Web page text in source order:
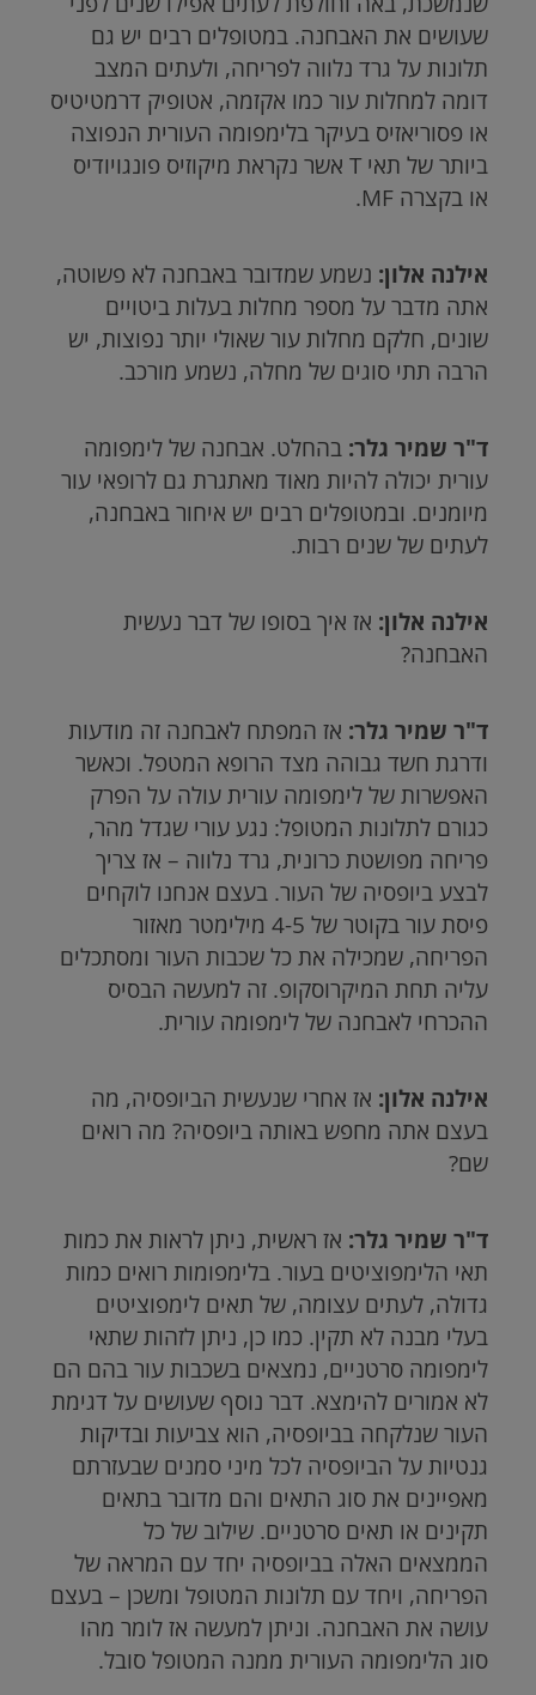
שעושים את האבחנה. במטופלים רבים יש גם
תלונות על גרד נלווה לפריחה, ולעתים המצב
דומה למחלות עור כמו אקזמה, אטופיק דרמטיטיס
או פסוריאזיס בעיקר בלימפומה העורית הנפוצה
ביותר של תאיT אשר נקראת מיקוזיס פונגויודיס
או בקצרהMF
.
אילנה אלון: נשמע שמדובר באבחנה לא פשוטה,
אתה מדבר על מספר מחלות בעלות ביטויים
שונים, חלקם מחלות עור שאולי יותר נפוצות, יש
הרבה תתי סוגים של מחלה, נשמע מורכב.
ד"ר שמיר גלר: בהחלט. אבחנה של לימפומה
עורית יכולה להיות מאוד מאתגרת גם לרופאי עור
מיומנים. ובמטופלים רבים יש איחור באבחנה,
לעתים של שנים רבות.
אילנה אלון: אז איך בסופו של דבר נעשית
האבחנה?
ד"ר שמיר גלר: אז המפתח לאבחנה זה מודעות
ודרגת חשד גבוהה מצד הרופא המטפל. וכאשר
האפשרות של לימפומה עורית עולה על הפרק
כגורם לתלונות המטופל: נגע עורי שגדל מהר,
פריחה מפושטת כרונית, גרד נלווה – אז צריך
לבצע ביופסיה של העור. בעצם אנחנו לוקחים
פיסת עור בקוטר של 4-5 מילימטר מאזור
הפריחה, שמכילה את כל שכבות העור ומסתכלים
עליה תחת המיקרוסקופ. זה למעשה הבסיס
ההכרחי לאבחנה של לימפומה עורית.
אילנה אלון: אז אחרי שנעשית הביופסיה, מה
בעצם אתה מחפש באותה ביופסיה? מה רואים
שם?
ד"ר שמיר גלר: אז ראשית, ניתן לראות את כמות
תאי הלימפוציטים בעור. בלימפומות רואים כמות
גדולה, לעתים עצומה, של תאים לימפוציטים
בעלי מבנה לא תקין. כמו כן, ניתן לזהות שתאי
לימפומה סרטניים, נמצאים בשכבות עור בהם הם
לא אמורים להימצא. דבר נוסף שעושים על דגימת
העור שנלקחה בביופסיה, הוא צביעות ובדיקות
גנטיות על הביופסיה לכל מיני סמנים שבעזרתם
מאפיינים את סוג התאים והם מדובר בתאים
תקינים או תאים סרטניים. שילוב של כל
הממצאים האלה בביופסיה יחד עם המראה של
הפריחה, ויחד עם תלונות המטופל ומשכן – בעצם
עושה את האבחנה. וניתן למעשה אז לומר מהו
סוג הלימפומה העורית ממנה המטופל סובל.